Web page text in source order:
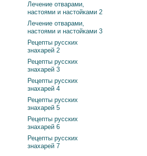
Лечение отварами,
настоями и настойками 2
Лечение отварами,
настоями и настойками 3
Рецепты русских
знахарей 2
Рецепты русских
знахарей 3
Рецепты русских
знахарей 4
Рецепты русских
знахарей 5
Рецепты русских
знахарей 6
Рецепты русских
знахарей 7